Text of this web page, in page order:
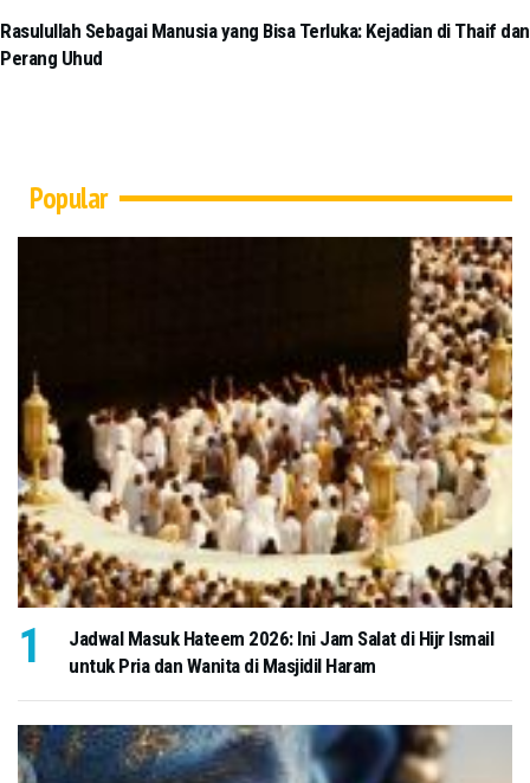
Rasulullah Sebagai Manusia yang Bisa Terluka: Kejadian di Thaif dan
Perang Uhud
Popular
Jadwal Masuk Hateem 2026: Ini Jam Salat di Hijr Ismail
untuk Pria dan Wanita di Masjidil Haram